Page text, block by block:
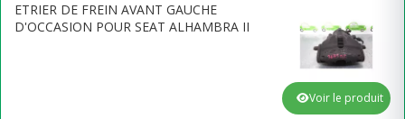
ETRIER DE FREIN AVANT GAUCHE
D'OCCASION POUR SEAT ALHAMBRA II
Voir le produit